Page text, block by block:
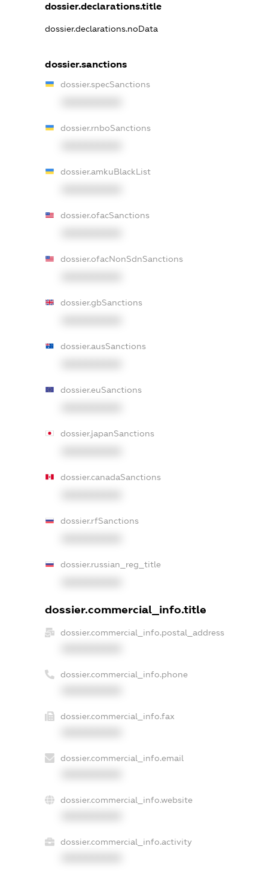
dossier.declarations.title
dossier.declarations.noData
dossier.sanctions
dossier.specSanctions
dossier.rnboSanctions
dossier.amkuBlackList
dossier.ofacSanctions
dossier.ofacNonSdnSanctions
dossier.gbSanctions
dossier.ausSanctions
dossier.euSanctions
dossier.japanSanctions
dossier.canadaSanctions
dossier.rfSanctions
dossier.russian_reg_title
dossier.commercial_info.title
dossier.commercial_info.postal_address
dossier.commercial_info.phone
dossier.commercial_info.fax
dossier.commercial_info.email
dossier.commercial_info.website
dossier.commercial_info.activity